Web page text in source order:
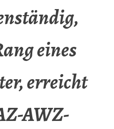
eines
erreicht
AWZ-